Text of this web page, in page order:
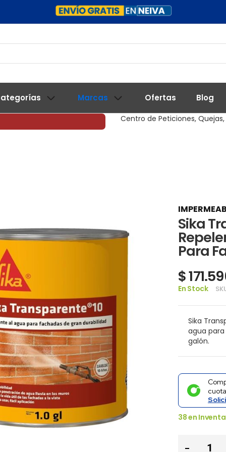
Marcas Ofertas Blog
Centro de Peticiones,
Sika
Para
$
En Stock
Sika
agua para
galón.
38en